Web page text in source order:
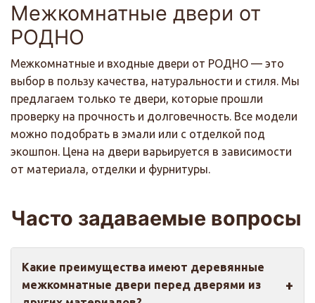
Межкомнатные двери от
РОДНО
Межкомнатные и входные двери от РОДНО — это
выбор в пользу качества, натуральности и стиля. Мы
предлагаем только те двери, которые прошли
проверку на прочность и долговечность. Все модели
можно подобрать в эмали или с отделкой под
экошпон. Цена на двери варьируется в зависимости
от материала, отделки и фурнитуры.
Часто задаваемые вопросы
Какие преимущества имеют деревянные
межкомнатные двери перед дверями из